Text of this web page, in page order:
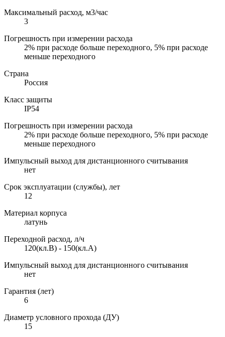
Максимальный расход, м3/час
3
Погрешность при измерении расхода
2% при расходе больше переходного, 5% при расходе
меньше переходного
Страна
Россия
Класс защиты
IP54
Погрешность при измерении расхода
2% при расходе больше переходного, 5% при расходе
меньше переходного
Импульсный выход для дистанционного считывания
нет
Срок эксплуатации (службы), лет
12
Материал корпуса
латунь
Переходной расход, л/ч
120(кл.В) - 150(кл.А)
Импульсный выход для дистанционного считывания
нет
Гарантия (лет)
6
Диаметр условного прохода (ДУ)
15